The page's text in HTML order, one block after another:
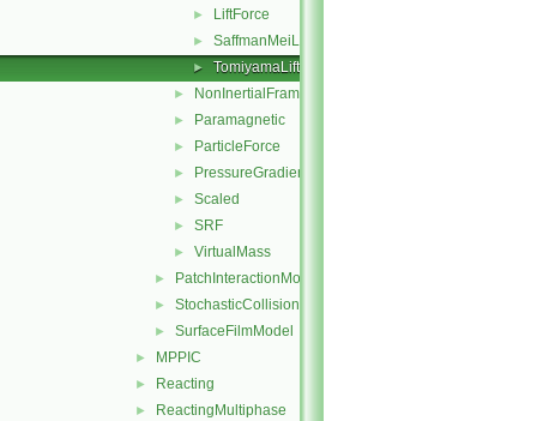
► LiftForce
► SaffmanMeiLift
► TomiyamaLift
► NonInertialFrame
► Paramagnetic
► ParticleForce
► PressureGradient
► Scaled
► SRF
► VirtualMass
► PatchInteractionModel
► StochasticCollision
► SurfaceFilmModel
► MPPIC
► Reacting
► ReactingMultiphase